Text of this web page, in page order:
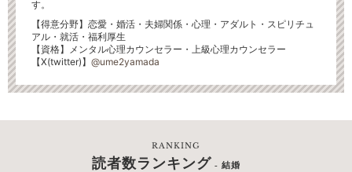
す。
【得意分野】恋愛・婚活・夫婦関係・心理・アダルト・スピリチュ
アル・就活・福利厚生
【資格】メンタル心理カウンセラー・上級心理カウンセラー
【X(twitter)】 @ume2yamada
RANKING
読者数ランキング - 結婚